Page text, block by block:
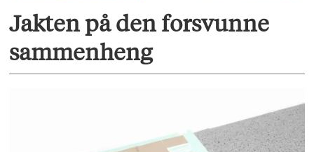
Jakten på den forsvunne
sammenheng